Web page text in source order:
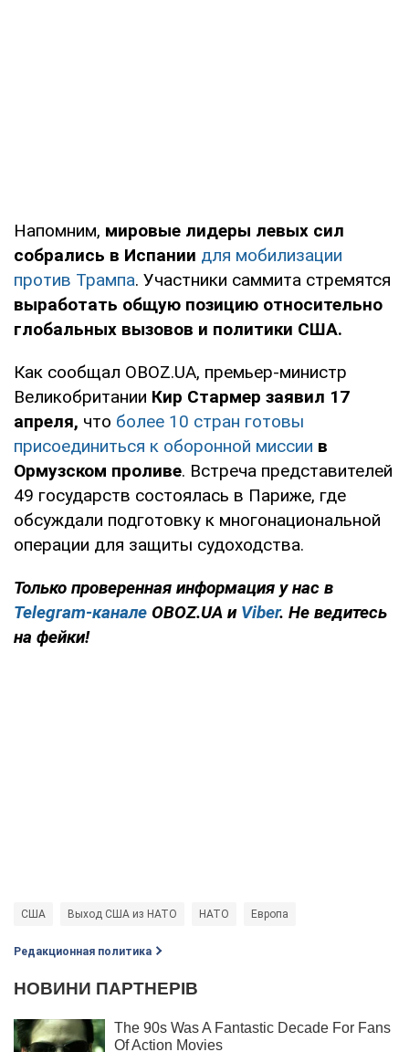
Напомним, мировые лидеры левых сил
собрались в Испании для мобилизации
против Трампа. Участники саммита стремятся
выработать общую позицию относительно
глобальных вызовов и политики США.
Как сообщал OBOZ.UA, премьер-министр
Великобритании Кир Стармер заявил 17
апреля, что более 10 стран готовы
присоединиться к оборонной миссии в
Ормузском проливе. Встреча представителей
49 государств состоялась в Париже, где
обсуждали подготовку к многонациональной
операции для защиты судоходства.
Только проверенная информация у нас в
Telegram-канале OBOZ.UA и Viber. Не ведитесь
на фейки!
США Выход США из НАТО НАТО Европа
Редакционная политика